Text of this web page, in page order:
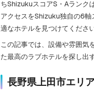
ちShizukuスコアS・Aランク
アクセスをShizuku独自の6
適なホテルを見つけてください
この記事では、設備や雰囲気
た最高のラブホテルを探し出
長野県上田市エリ